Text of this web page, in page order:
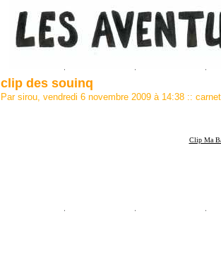
clip des souinq
Par sirou, vendredi 6 novembre 2009 à 14:38 :: carnet
Clip Ma